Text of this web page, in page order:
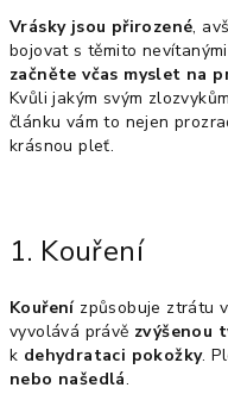
Vrásky jsou přirozené,
bojovat s těmito
začněte včas myslet na
Kvůli jakým svým
článku vám to nejen
krásnou pleť.
1. Kouření
Kouření způsobuje ztrátu
vyvolává právě zvýšenou
k dehydrataci pokožky.
nebo našedlá.